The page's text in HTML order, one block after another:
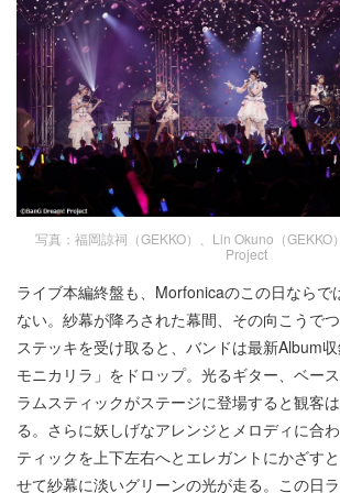
写真：福岡諒祠（GEKKO）、Lin Okuno（
Project
ライブ本編終盤も、Morfonicaのこの日ならで
ない。紗幕が降ろされた幕間、その向こうで
ステッキを受け取ると、バンドは最新Album
モニカリラ」をドロップ。光るギター、ベー
ラムスティックがステージに登場すると観客
る。さらに妖しげなアレンジとメロディに合
ティックを上下左右へとエレガントにかざす
せて紗幕に淡いグリーンの光が走る。この日